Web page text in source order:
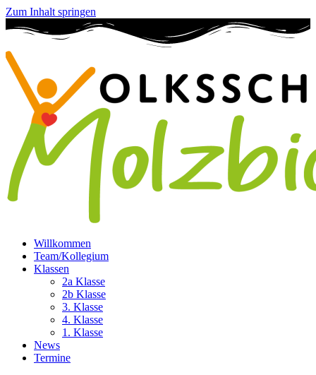
Zum Inhalt springen
Willkommen
Team/Kollegium
Klassen
2a Klasse
2b Klasse
3. Klasse
4. Klasse
1. Klasse
News
Termine